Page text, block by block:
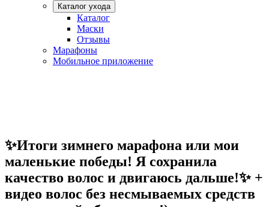
Каталог ухода
Каталог
Маски
Отзывы
Марафоны
Мобильное приложение
✨Итоги зимнего марафона или мои
маленькие победы! Я сохранила
качество волос и двигаюсь дальше!✨ +
видео волос без несмываемых средств